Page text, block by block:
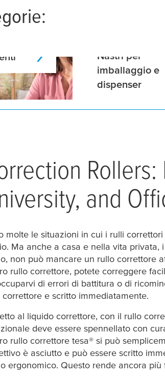
Nastri per
imballaggio e
dispenser
and
molte le situazioni in cui i rulli
Ma anche a casa e nella vita
non può mancare un rullo correttore
rullo correttore, potete correggere
di errori di battitura o di
correttore e scritto immediatamente.
al liquido correttore, con il rullo
deve essere spennellato con
rullo correttore tesa® si può
è asciutto e può essere scritto
ergonomico. Questo rende ancora